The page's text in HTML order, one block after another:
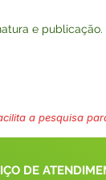
e publicação.
a pesquisa
DE